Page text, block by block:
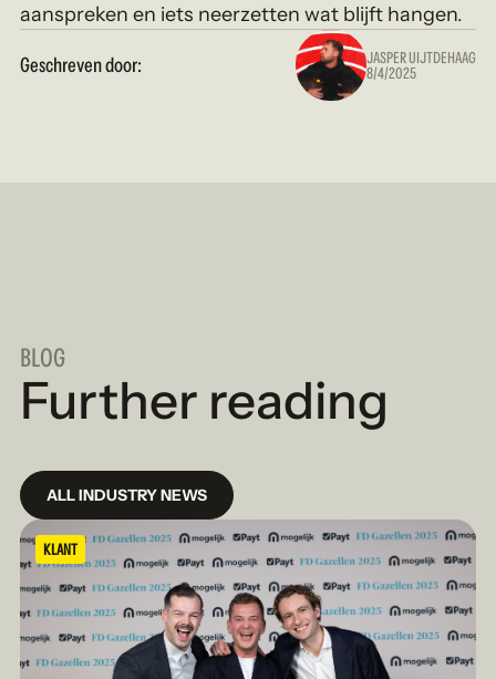
aanspreken en iets neerzetten wat blijft hangen.
Geschreven door: JASPER UIJTDEHAAG
8/4/2025
BLOG
Further reading
ALL INDUSTRY NEWS
KLANT